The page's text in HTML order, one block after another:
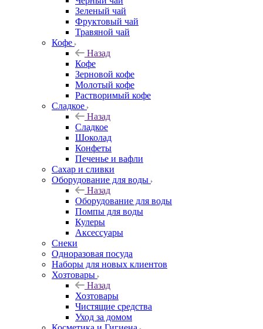
Зеленый чай
Фруктовый чай
Травяной чай
Кофе
Назад
Кофе
Зерновой кофе
Молотый кофе
Растворимый кофе
Сладкое
Назад
Сладкое
Шоколад
Конфеты
Печенье и вафли
Сахар и сливки
Оборудование для воды
Назад
Оборудование для воды
Помпы для воды
Кулеры
Аксессуары
Снеки
Одноразовая посуда
Наборы для новых клиентов
Хозтовары
Назад
Хозтовары
Чистящие средства
Уход за домом